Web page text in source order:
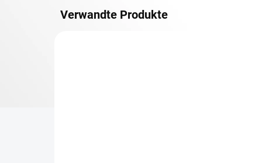
Verwandte Produkte